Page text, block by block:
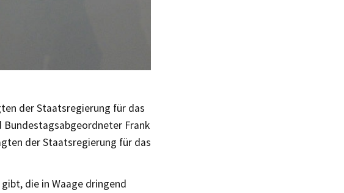
der Staatsregierung für das
Bundestagsabgeordneter Frank
der Staatsregierung für das
die in Waage dringend